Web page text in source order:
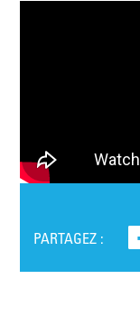
PARTAGEZ :